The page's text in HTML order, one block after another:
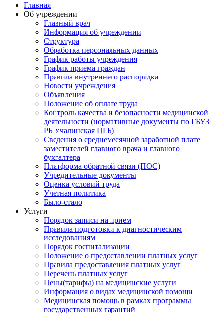
Главная
Об учреждении
Главный врач
Информация об учреждении
Структура
Обработка персональных данных
График работы учреждения
График приема граждан
Правила внутреннего распорядка
Новости учреждения
Объявления
Положение об оплате труда
Контроль качества и безопасности медицинской
деятельности (нормативные документы по ГБУЗ
РБ Учалинская ЦГБ)
Сведения о среднемесячной заработной плате
заместителей главного врача и главного
бухгалтера
Платформа обратной связи (ПОС)
Учредительные документы
Оценка условий труда
Учетная политика
Было-стало
Услуги
Порядок записи на прием
Правила подготовки к диагностическим
исследованиям
Порядок госпитализации
Положение о предоставлении платных услуг
Правила предоставления платных услуг
Перечень платных услуг
Цены(тарифы) на медицинские услуги
Информация о видах медицинской помощи
Медицинская помощь в рамках программы
государственных гарантий